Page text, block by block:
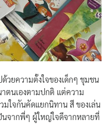
วยความตั้งใจของเด็กๆ ชุมชน
ตนเองตามปกติ แต่ความ
มใจกันคัดแยกนิทาน สี ของเล่น
จากพี่ๆ ผู้ใหญ่ใจดีจากหลายที่